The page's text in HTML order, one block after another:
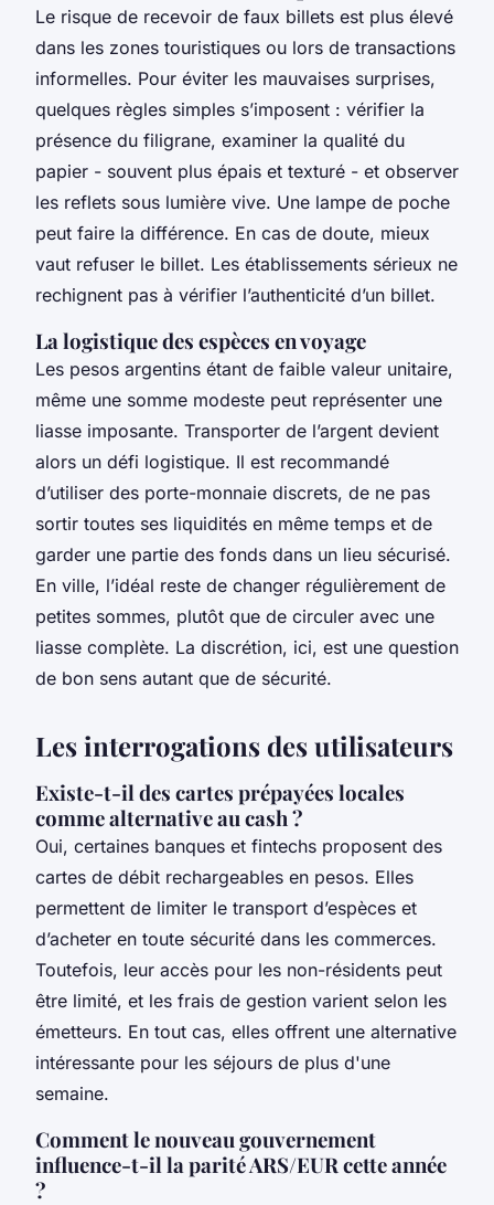
Le risque de recevoir de faux billets est plus élevé
dans les zones touristiques ou lors de transactions
informelles. Pour éviter les mauvaises surprises,
quelques règles simples s’imposent : vérifier la
présence du filigrane, examiner la qualité du
papier - souvent plus épais et texturé - et observer
les reflets sous lumière vive. Une lampe de poche
peut faire la différence. En cas de doute, mieux
vaut refuser le billet. Les établissements sérieux ne
rechignent pas à vérifier l’authenticité d’un billet.
La logistique des espèces en voyage
Les pesos argentins étant de faible valeur unitaire,
même une somme modeste peut représenter une
liasse imposante. Transporter de l’argent devient
alors un défi logistique. Il est recommandé
d’utiliser des porte-monnaie discrets, de ne pas
sortir toutes ses liquidités en même temps et de
garder une partie des fonds dans un lieu sécurisé.
En ville, l’idéal reste de changer régulièrement de
petites sommes, plutôt que de circuler avec une
liasse complète. La discrétion, ici, est une question
de bon sens autant que de sécurité.
Les interrogations des utilisateurs
Existe-t-il des cartes prépayées locales
comme alternative au cash ?
Oui, certaines banques et fintechs proposent des
cartes de débit rechargeables en pesos. Elles
permettent de limiter le transport d’espèces et
d’acheter en toute sécurité dans les commerces.
Toutefois, leur accès pour les non-résidents peut
être limité, et les frais de gestion varient selon les
émetteurs. En tout cas, elles offrent une alternative
intéressante pour les séjours de plus d'une
semaine.
Comment le nouveau gouvernement
influence-t-il la parité ARS/EUR cette année
?